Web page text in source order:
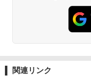
レ
￥
関連リンク